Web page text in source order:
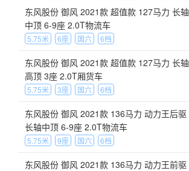
东风股份 御风 2021款 超值款 127马力 长轴
中顶 6-9座 2.0T物流车
5.75米 6座 国六 6档
东风股份 御风 2021款 超值款 127马力 长轴
高顶 3座 2.0T厢货车
5.75米 3座 国六 6档
东风股份 御风 2021款 136马力 动力王后驱
长轴中顶 6-9座 2.0T物流车
5.75米 9座 国六 6档
东风股份 御风 2021款 136马力 动力王前驱